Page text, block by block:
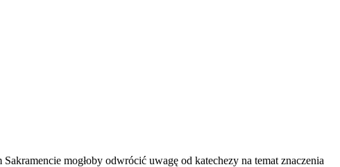
mogłoby odwrócić uwagę od katechezy na temat znaczenia